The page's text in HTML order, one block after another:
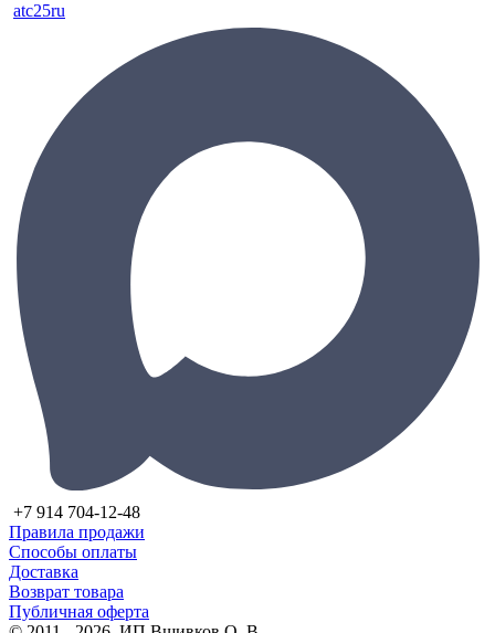
atc25ru
+7 914 704-12-48
Правила продажи
Способы оплаты
Доставка
Возврат товара
Публичная оферта